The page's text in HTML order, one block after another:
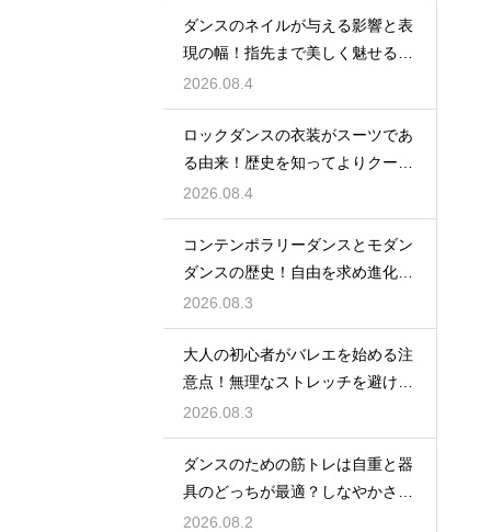
ダンスのネイルが与える影響と表
現の幅！指先まで美しく魅せるた
めの工夫
2026.08.4
ロックダンスの衣装がスーツであ
る由来！歴史を知ってよりクール
に踊ろう
2026.08.4
コンテンポラリーダンスとモダン
ダンスの歴史！自由を求め進化す
る表現の道
2026.08.3
大人の初心者がバレエを始める注
意点！無理なストレッチを避け安
全に楽しむ
2026.08.3
ダンスのための筋トレは自重と器
具のどっちが最適？しなやかさを
保つ秘訣
2026.08.2